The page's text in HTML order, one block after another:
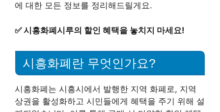
에 대한 모든 정보를 정리해드릴게요.
✅시흥화폐시루의 할인 혜택을 놓치지 마세요!
시흥화폐란 무엇인가요?
시흥화폐는 시흥시에서 발행한 지역 화폐로, 지역
상권을 활성화하고 시민들에게 혜택을 주기 위해 설